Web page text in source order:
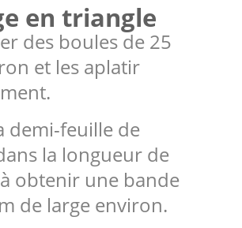
en triangle
des boules de 25
et les aplatir
demi-feuille de
la longueur de
obtenir une bande
de large environ.